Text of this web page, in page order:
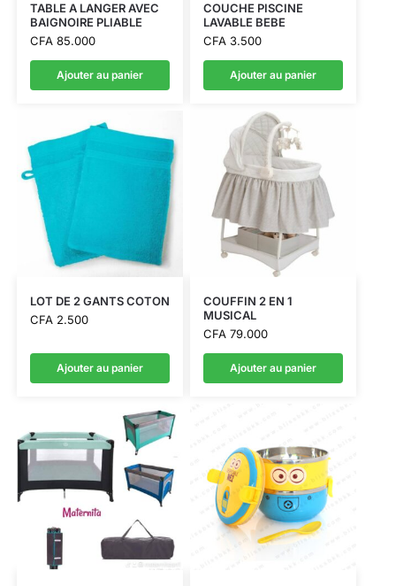
TABLE A LANGER AVEC
BAIGNOIRE PLIABLE
CFA85.000
Ajouter au panier
COUCHE PISCINE
LAVABLE BEBE
CFA3.500
Ajouter au panier
LOT DE 2 GANTS COTON
CFA2.500
Ajouter au panier
COUFFIN 2 EN 1
MUSICAL
CFA79.000
Ajouter au panier